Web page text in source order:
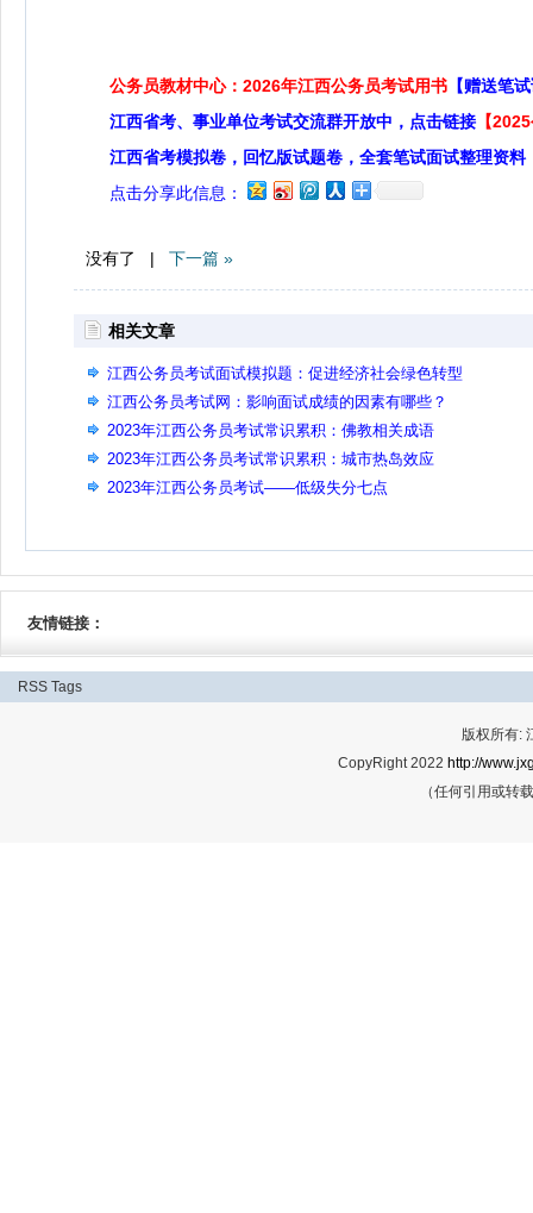
公务员教材中心：2026年江西公务员考试用书 【赠送笔
江西省考、事业单位考试交流群开放中，点击链接 【
江西省考模拟卷，回忆版试题卷，全套笔试面试整理资料
点击分享此信息：
没有了 | 下一篇 »
相关文章
江西公务员考试面试模拟题：促进经济社会绿色转型
江西公务员考试网：影响面试成绩的因素有哪些？
2023年江西公务员考试常识累积：佛教相关成语
2023年江西公务员考试常识累积：城市热岛效应
2023年江西公务员考试——低级失分七点
友情链接：
RSS Tags
版权所有:
CopyRight 2022 http://
（任何引用或转